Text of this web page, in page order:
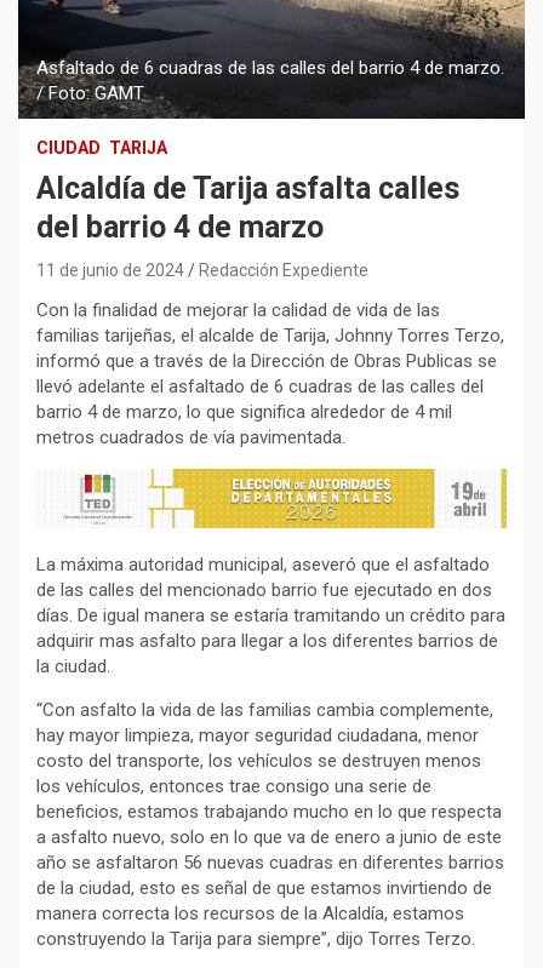
Asfaltado de 6 cuadras de las calles del barrio 4 de marzo.
/ Foto: GAMT
CIUDAD TARIJA
Alcaldía de Tarija asfalta calles
del barrio 4 de marzo
11 de junio de 2024 Redacción Expediente
Con la finalidad de mejorar la calidad de vida de las
familias tarijeñas, el alcalde de Tarija, Johnny Torres Terzo,
informó que a través de la Dirección de Obras Publicas se
llevó adelante el asfaltado de 6 cuadras de las calles del
barrio 4 de marzo, lo que significa alrededor de 4 mil
metros cuadrados de vía pavimentada.
La máxima autoridad municipal, aseveró que el asfaltado
de las calles del mencionado barrio fue ejecutado en dos
días. De igual manera se estaría tramitando un crédito para
adquirir mas asfalto para llegar a los diferentes barrios de
la ciudad.
“Con asfalto la vida de las familias cambia complemente,
hay mayor limpieza, mayor seguridad ciudadana, menor
costo del transporte, los vehículos se destruyen menos
los vehículos, entonces trae consigo una serie de
beneficios, estamos trabajando mucho en lo que respecta
a asfalto nuevo, solo en lo que va de enero a junio de este
año se asfaltaron 56 nuevas cuadras en diferentes barrios
de la ciudad, esto es señal de que estamos invirtiendo de
manera correcta los recursos de la Alcaldía, estamos
construyendo la Tarija para siempre”, dijo Torres Terzo.